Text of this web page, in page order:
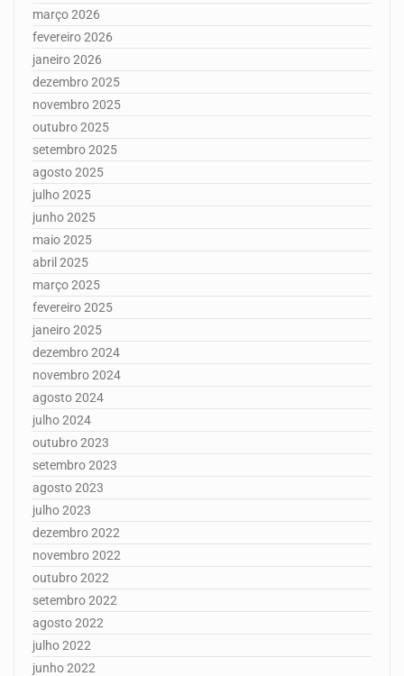
março 2026
fevereiro 2026
janeiro 2026
dezembro 2025
novembro 2025
outubro 2025
setembro 2025
agosto 2025
julho 2025
junho 2025
maio 2025
abril 2025
março 2025
fevereiro 2025
janeiro 2025
dezembro 2024
novembro 2024
agosto 2024
julho 2024
outubro 2023
setembro 2023
agosto 2023
julho 2023
dezembro 2022
novembro 2022
outubro 2022
setembro 2022
agosto 2022
julho 2022
junho 2022